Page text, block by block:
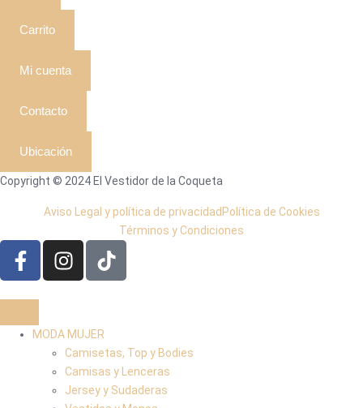
Carrito
Mi cuenta
Contacto
Ubicación
Copyright © 2024 El Vestidor de la Coqueta
Aviso Legal y política de privacidad Política de Cookies
Términos y Condiciones
MODA MUJER
Camisetas, Top y Bodies
Camisas y Lenceras
Jersey y Sudaderas